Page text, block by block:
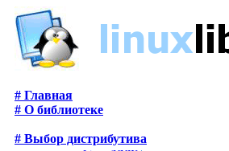
# Главная
# О библиотеке
# Выбор дистрибутива